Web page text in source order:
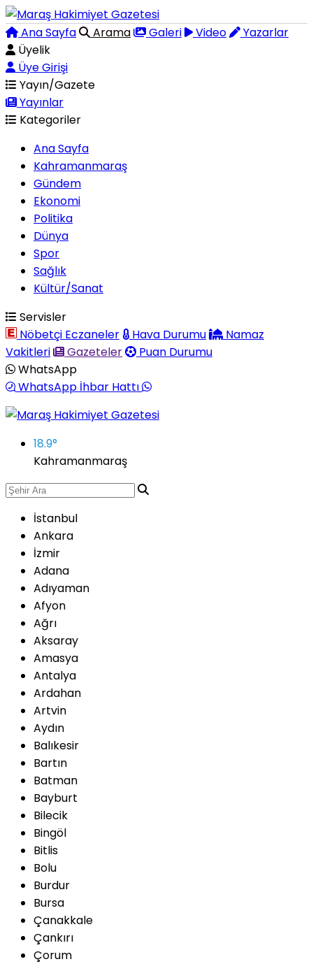
Ana Sayfa Arama Galeri Video
Yazarlar
Üyelik
Üye Girişi
Yayın/Gazete
Yayınlar
Kategoriler
Ana Sayfa
Kahramanmaraş
Gündem
Ekonomi
Politika
Dünya
Spor
Sağlık
Kültür/Sanat
Servisler
Nöbetçi Eczaneler
Hava Durumu
Namaz
Vakitleri
Gazeteler
Puan Durumu
WhatsApp
WhatsApp İhbar Hattı
18.9°
Kahramanmaraş
İstanbul
Ankara
İzmir
Adana
Adıyaman
Afyon
Ağrı
Aksaray
Amasya
Antalya
Ardahan
Artvin
Aydın
Balıkesir
Bartın
Batman
Bayburt
Bilecik
Bingöl
Bitlis
Bolu
Burdur
Bursa
Çanakkale
Çankırı
Çorum